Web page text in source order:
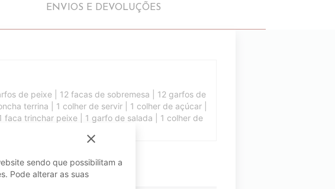
ENVIOS E DEVOLUÇÕES
de peixe | 12 facas de sobremesa | 12 garfos de
terrina | 1 colher de servir | 1 colher de açúcar |
trinchar peixe | 1 garfo de salada | 1 colher de
close
sendo que possibilitam a
Pode alterar as suas